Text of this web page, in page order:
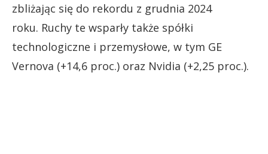
zbliżając się do rekordu z grudnia 2024
roku. Ruchy te wsparły także spółki
technologiczne i przemysłowe, w tym GE
Vernova (+14,6 proc.) oraz Nvidia (+2,25 proc.).